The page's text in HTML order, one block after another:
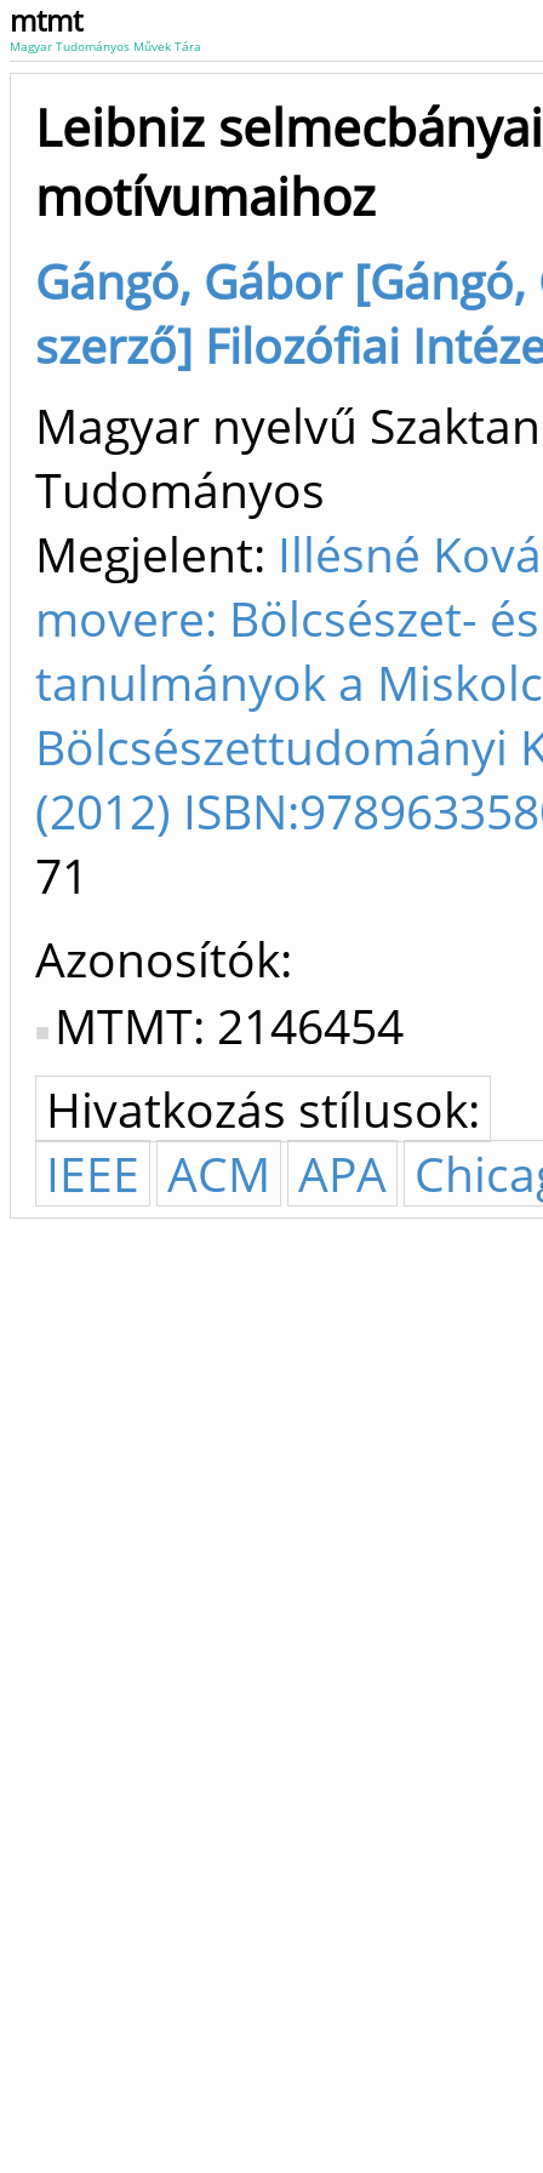
mtmt
Magyar Tudományos Művek Tára
Leibniz
motívumaihoz
Gángó, Gábor
szerző] Filozófiai
Magyar nyelvű
Tudományos
Megjelent: Illésné
movere: Bölcsészet-
tanulmányok a
Bölcsészettudományi
(2012)
71
Azonosítók
MTMT: 2146454
Hivatkozás stílusok:
IEEE ACM APA